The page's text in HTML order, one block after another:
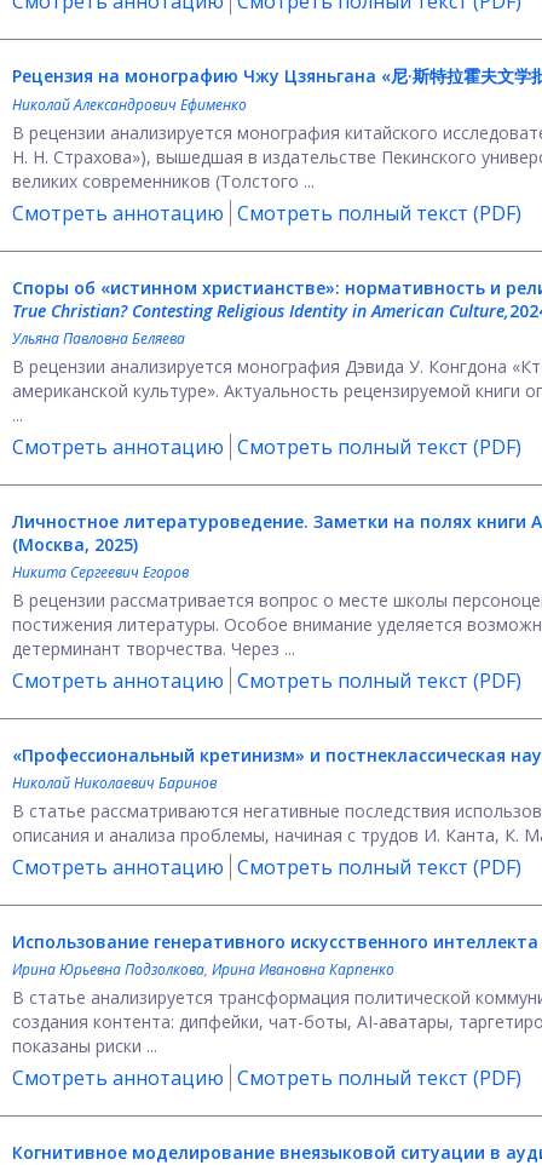
Рецензия на монографию Чжу Цзяньгана «尼·斯特拉霍夫文
Николай Александрович Ефименко
В рецензии анализируется монография китайского
Н. Н. Страхова»), вышедшая в издательстве Пекинского
великих современников (Толстого ...
Смотреть аннотацию Смотреть полный текст (PDF)
Споры об «истинном христианстве»: нормативность и
True Christian? Contesting Religious Identity in American Culture,
Ульяна Павловна Беляева
В рецензии анализируется монография Дэвида У. Конгдона
американской культуре». Актуальность рецензируемой
...
Смотреть аннотацию Смотреть полный текст (PDF)
Личностное литературоведение. Заметки на полях
(Москва, 2025)
Никита Сергеевич Егоров
В рецензии рассматривается вопрос о месте школы
постижения литературы. Особое внимание уделяется
детерминант творчества. Через ...
Смотреть аннотацию Смотреть полный текст (PDF)
«Профессиональный кретинизм» и постнеклассическая
Николай Николаевич Баринов
В статье рассматриваются негативные последствия
описания и анализа проблемы, начиная с трудов И. Канта, К.
Смотреть аннотацию Смотреть полный текст (PDF)
Использование генеративного искусственного интеллекта
Ирина Юрьевна Подзолкова, Ирина Ивановна Карпенко
В статье анализируется трансформация политической
создания контента: дипфейки, чат-боты, AI-аватары,
показаны риски ...
Смотреть аннотацию Смотреть полный текст (PDF)
Когнитивное моделирование внеязыковой ситуации в